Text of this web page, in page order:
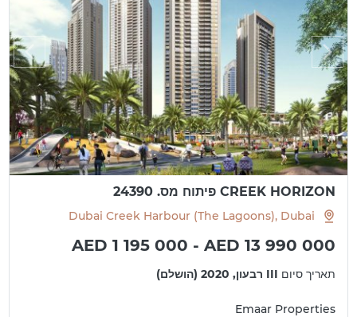
CREEK HORIZON פיתוח מס. 24390
Dubai Creek Harbour (The Lagoons), Dubai
AED 1 195 000 - AED 13 990 000
תאריך סיום III רבעון, 2020 (הושלם)
Emaar Properties